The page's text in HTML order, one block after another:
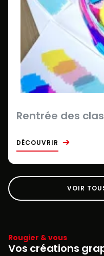
Rentrée des
DÉCOUVRIR
VOIR
Rougier & vous
Vos créations